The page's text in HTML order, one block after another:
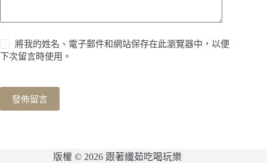
將我的姓名、電子郵件和網站保存在此瀏覽器中，以便
下次留言時使用。
發佈留言
版權 © 2026 跟著纖茹吃喝玩樂